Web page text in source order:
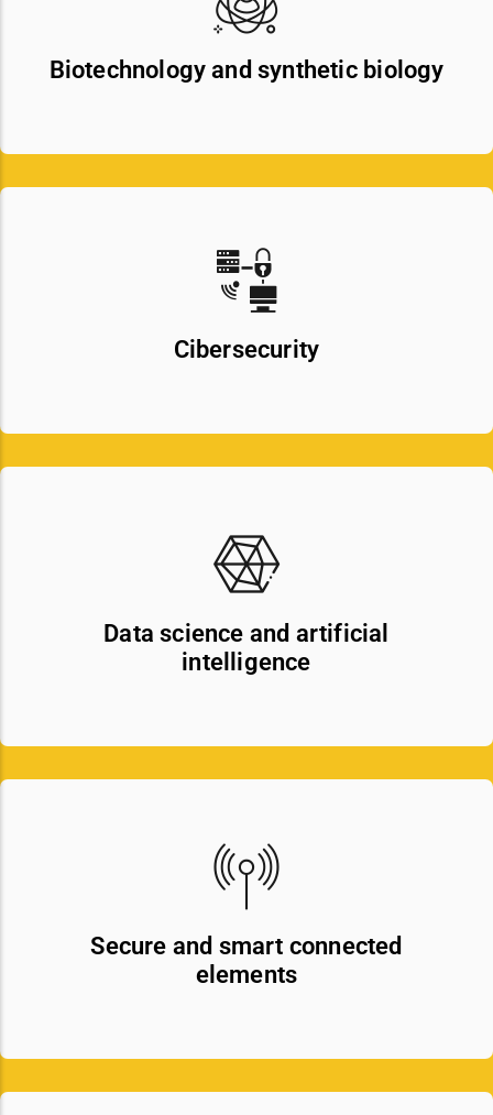
Biotechnology and synthetic biology
Cibersecurity
Data science and artificial
intelligence
Secure and smart connected
elements